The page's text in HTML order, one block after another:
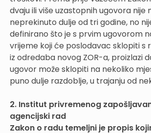
dvaju ili više uzastopnih ugovora nije
neprekinuto dulje od tri godine, no
definirano što je s prvim ugovorom
vrijeme koji će poslodavac sklopiti s
iz odredaba novog ZOR-a, proizlazi
ugovor može sklopiti na nekoliko
puno dulje razdoblje, u trajanju od
2. Institut privremenog
agencijski rad
Zakon o radu temeljni je propis